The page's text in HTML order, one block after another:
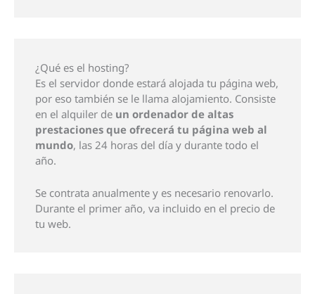
¿Qué es el hosting?
Es el servidor donde estará alojada tu página web,
por eso también se le llama alojamiento. Consiste
en el alquiler de un ordenador de altas
prestaciones que ofrecerá tu página web al
mundo, las 24 horas del día y durante todo el
año.
Se contrata anualmente y es necesario renovarlo.
Durante el primer año, va incluido en el precio de
tu web.